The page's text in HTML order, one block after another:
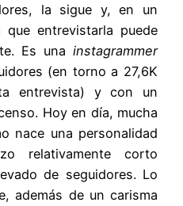
la sigue y, en un
entrevistarla puede
Es una instagrammer
(en torno a 27,6K
entrevista) y con un
Hoy en día, mucha
nace una personalidad
relativamente corto
de seguidores. Lo
además de un carisma